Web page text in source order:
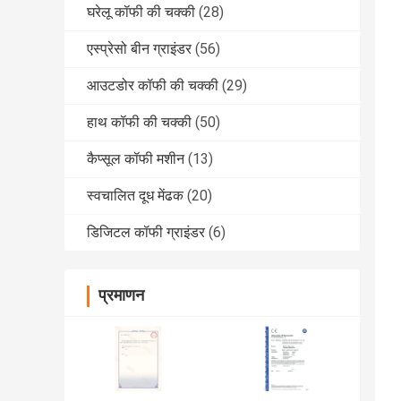
घरेलू कॉफी की चक्की (28)
एस्प्रेसो बीन ग्राइंडर (56)
आउटडोर कॉफी की चक्की (29)
हाथ कॉफी की चक्की (50)
कैप्सूल कॉफी मशीन (13)
स्वचालित दूध मेंढक (20)
डिजिटल कॉफी ग्राइंडर (6)
प्रमाणन